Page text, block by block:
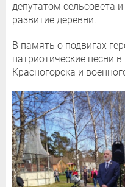
депутатом сельсовета
развитие деревни.
В память о подвигах
патриотические песни
Красногорска и